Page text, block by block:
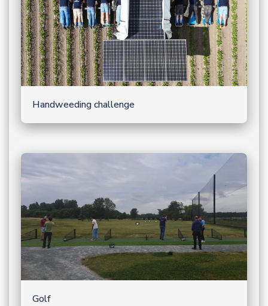
Handweeding challenge
Golf